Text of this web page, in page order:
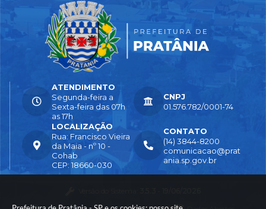
LOCALIZAÇÃO
Rua: Francisco Vieira
da Maia - nº 10 -
Cohab
CEP: 18660-030
CONTATO
(14) 3844-8200
comunicacao@prat
ania.sp.gov.br
ATENDIMENTO
Segunda-feira a
Sexta-feira das 07h
as 17h
CNPJ
01.576.782/0001-74